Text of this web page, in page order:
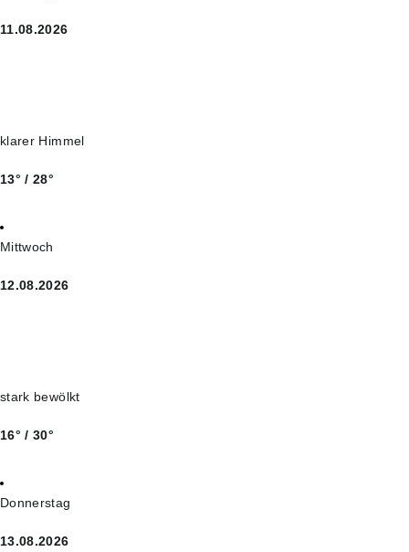
11.08.2026
klarer Himmel
13° / 28°
Mittwoch
12.08.2026
stark bewölkt
16° / 30°
Donnerstag
13.08.2026